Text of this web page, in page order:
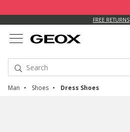
FREE RETURNS
Man Shoes Dress Shoes